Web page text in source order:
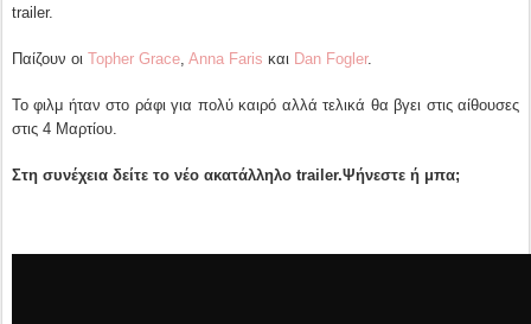
trailer.
Παίζουν οι Topher Grace, Anna Faris και Dan Fogler.
To φιλμ ήταν στο ράφι για πολύ καιρό αλλά τελικά θα βγει στις αίθουσες
στις 4 Μαρτίου.
Στη συνέχεια δείτε το νέο ακατάλληλο trailer.Ψήνεστε ή μπα;